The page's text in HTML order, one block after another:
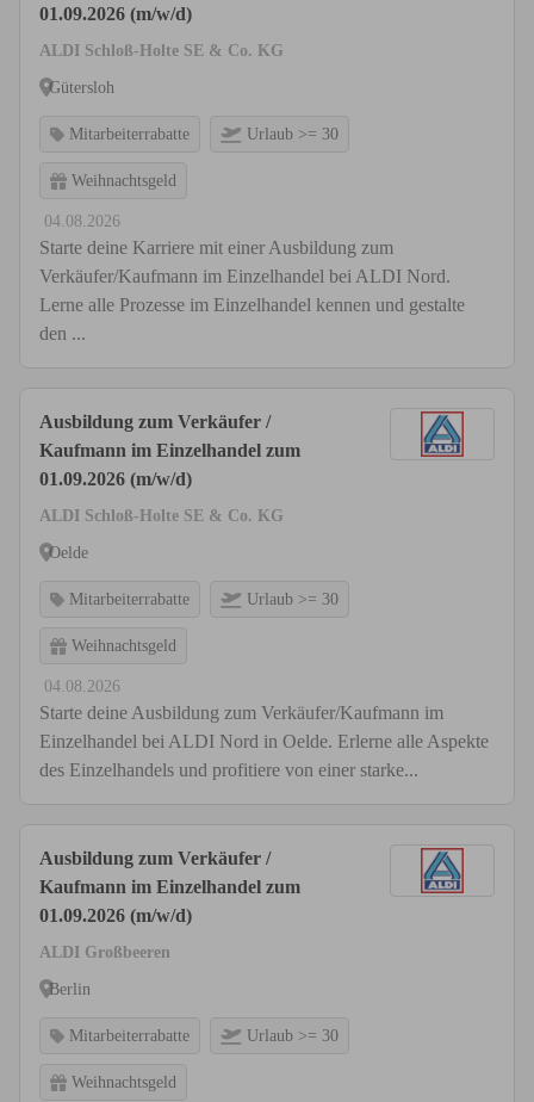
01.09.2026 (m/w/d)
ALDI Schloß-Holte SE & Co. KG
Gütersloh
Mitarbeiterrabatte Urlaub >= 30
Weihnachtsgeld
04.08.2026
Starte deine Karriere mit einer Ausbildung zum
Verkäufer/Kaufmann im Einzelhandel bei ALDI Nord.
Lerne alle Prozesse im Einzelhandel kennen und gestalte
den ...
Ausbildung zum Verkäufer /
Kaufmann im Einzelhandel zum
01.09.2026 (m/w/d)
ALDI Schloß-Holte SE & Co. KG
Oelde
Mitarbeiterrabatte Urlaub >= 30
Weihnachtsgeld
04.08.2026
Starte deine Ausbildung zum Verkäufer/Kaufmann im
Einzelhandel bei ALDI Nord in Oelde. Erlerne alle Aspekte
des Einzelhandels und profitiere von einer starke...
Ausbildung zum Verkäufer /
Kaufmann im Einzelhandel zum
01.09.2026 (m/w/d)
ALDI Großbeeren
Berlin
Mitarbeiterrabatte Urlaub >= 30
Weihnachtsgeld